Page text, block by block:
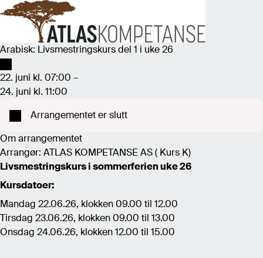
Arabisk: Livsmestringskurs del 1 i uke 26
22. juni kl. 07:00 –
24. juni kl. 11:00
Arrangementet er slutt
Om arrangementet
Arrangør: ATLAS KOMPETANSE AS ( Kurs K)
Livsmestringskurs i sommerferien uke 26
Kursdatoer:
Mandag 22.06.26, klokken 09.00 til 12.00
Tirsdag 23.06.26, klokken 09.00 til 13.00
Onsdag 24.06.26, klokken 12.00 til 15.00